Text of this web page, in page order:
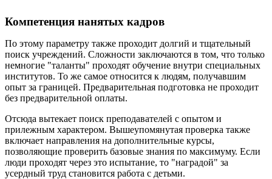
Компетенция нанятых кадров
По этому параметру также проходит долгий и тщательный
поиск учреждений. Сложности заключаются в том, что только
немногие "таланты" проходят обучение внутри специальных
институтов. То же самое относится к людям, получавшим
опыт за границей. Предварительная подготовка не проходит
без предварительной оплаты.
Отсюда вытекает поиск преподавателей с опытом и
прилежным характером. Вышеупомянутая проверка также
включает направления на дополнительные курсы,
позволяющие проверить базовые знания по максимуму. Если
люди проходят через это испытание, то "наградой" за
усердный труд становится работа с детьми.